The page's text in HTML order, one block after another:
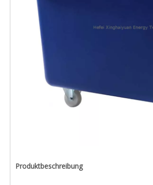
Produktbeschreibung